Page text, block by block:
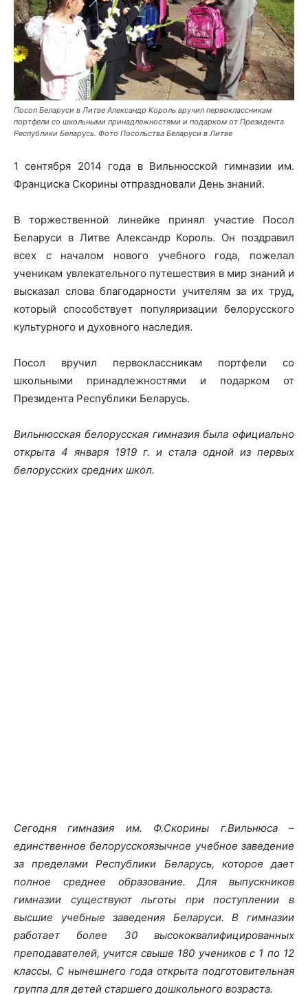
Посол Беларуси в Литве Александр Король вручил первоклассникам
портфели со школьными принадлежностями и подарком от Президента
Республики Беларусь. Фото Посольства Беларуси в Литве
1 сентября 2014 года в Вильнюсской гимназии им.
Франциска Скорины отпраздновали День знаний.
В торжественной линейке принял участие Посол
Беларуси в Литве Александр Король. Он поздравил
всех с началом нового учебного года, пожелал
ученикам увлекательного путешествия в мир знаний и
высказал слова благодарности учителям за их труд,
который способствует популяризации белорусского
культурного и духовного наследия.
Посол вручил первоклассникам портфели со
школьными принадлежностями и подарком от
Президента Республики Беларусь.
Вильнюсская белорусская гимназия была официально
открыта 4 января 1919 г. и стала одной из первых
белорусских средних школ.
Сегодня гимназия им. Ф.Скорины г.Вильнюса –
единственное белорусскоязычное учебное заведение
за пределами Республики Беларусь, которое дает
полное среднее образование. Для выпускников
гимназии существуют льготы при поступлении в
высшие учебные заведения Беларуси. В гимназии
работает более 30 высококвалифицированных
преподавателей, учится свыше 180 учеников с 1 по 12
классы. С нынешнего года открыта подготовительная
группа для детей старшего дошкольного возраста.